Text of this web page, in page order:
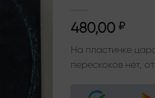
480,00 ₽
На пластинке
перескоков нет,